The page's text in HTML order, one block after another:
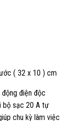
( 32 x 10 ) cm
điện độc
bộ sạc 20 A tự
chu kỳ làm việc